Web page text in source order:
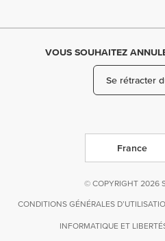
VOUS SOUHAITEZ
Se rétracter
France
© COPYRIGHT 2026
CONDITIONS GÉNÉRALES
INFORMATIQUE ET